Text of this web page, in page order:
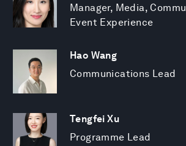
Manager, Media,
Event Experience
Hao Wang
Communications Lead
Tengfei Xu
Programme Lead